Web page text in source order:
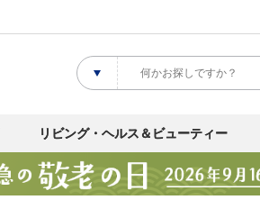
リビング・ヘルス＆ビューティー